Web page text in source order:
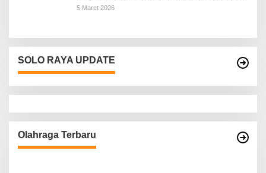
Pangan Rumah Tangga Petani di Kabupaten
5 Maret 2026
SOLO RAYA UPDATE
Olahraga Terbaru